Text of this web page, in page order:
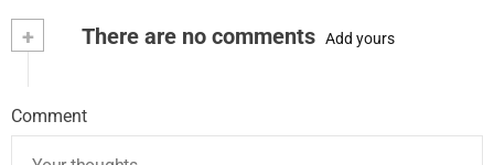
+ There are no comments Add yours
Comment